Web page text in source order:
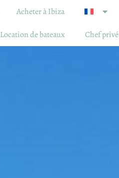
Acheter à Ibiza
Location de bateaux Chef privé